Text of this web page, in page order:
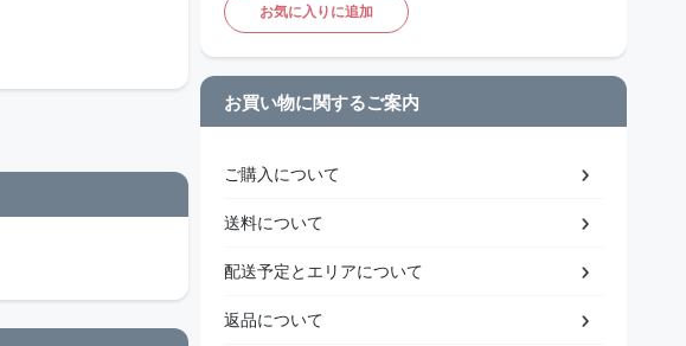
お気に入りに追加
お買い物に関するご案内
ご購入について
送料について
配送予定とエリアについて
返品について